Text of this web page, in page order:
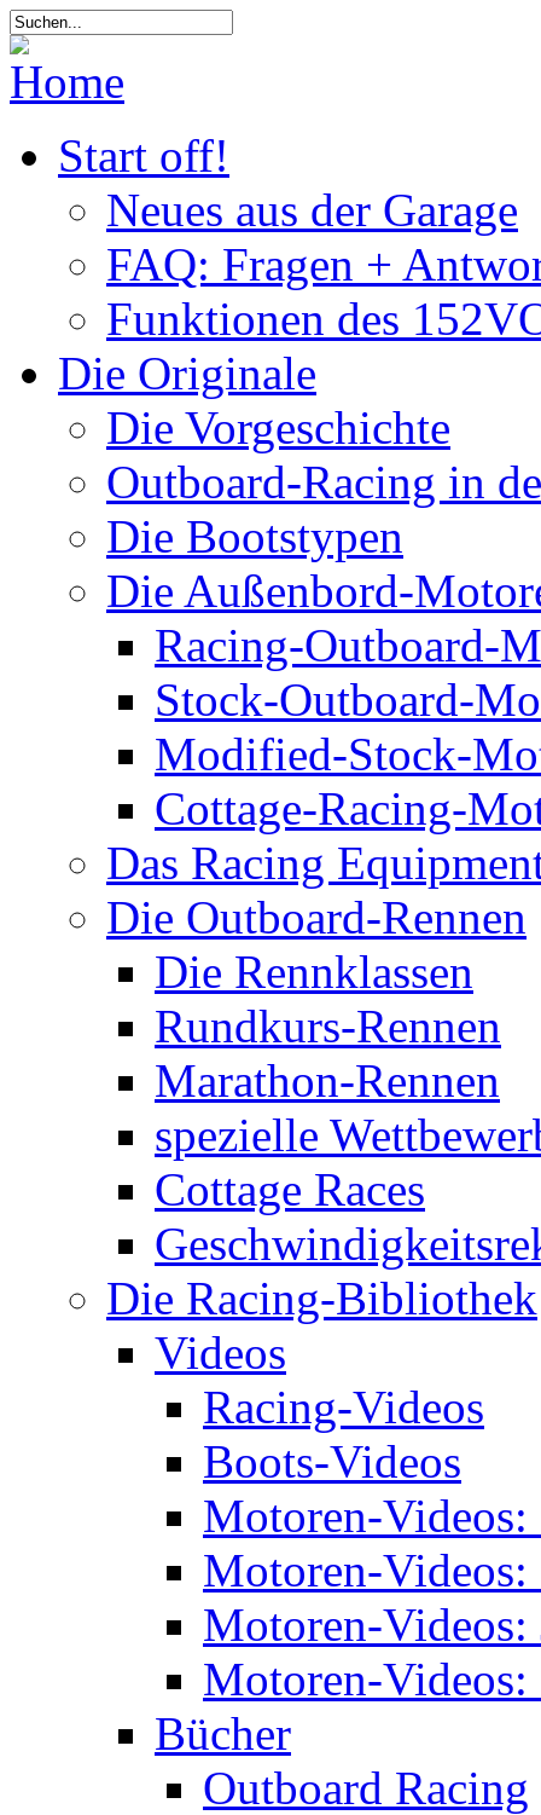
Start off!
Neues aus der Garage
FAQ: Fragen +
Funktionen des
Die Originale
Die Vorgeschichte
Outboard-Racing in
Die Bootstypen
Die Außenbord-
Racing-Outboard-
Stock-Outboard-
Modified-Stock-
Cottage-Racing-
Das Racing
Die Outboard-Rennen
Die Rennklassen
Rundkurs-Rennen
Marathon-Rennen
spezielle
Cottage Races
Die Racing-Bibliothek
Videos
Racing-Videos
Boots-Videos
Motoren-
Motoren-
Motoren-Videos:
Motoren-Videos:
Bücher
Outboard Racing